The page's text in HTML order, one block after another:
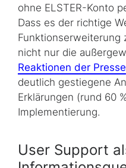
ohne ELSTER-Konto
Dass es der richtige
Funktionserweiterung
nicht nur die
Reaktionen der Presse
deutlich gestiegene
Erklärungen (rund 60
Implementierung.
User Support